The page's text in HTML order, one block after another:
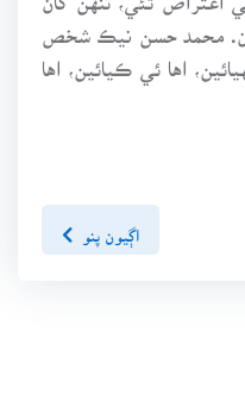
محمد حسن نيڪ شخص
اها ئي ڪيائين، اها
اڳيون پنو